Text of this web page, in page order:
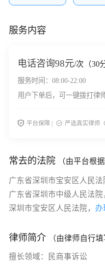
服务内容
电话咨询98元/次（30
服务时间：08:00-22:00
用户下单后，可一键拨打律
平台保障 | 严选真实律师
常去的法院 （由平台根
广东省深圳市宝安区人民法
广东省深圳市中级人民法院
深圳市宝安区人民法院， 办
律师简介 （由律师自行填
擅长领域：民商事诉讼